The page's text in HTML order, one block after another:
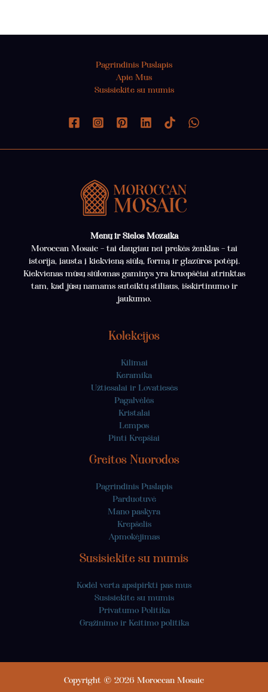
Pagrindinis Puslapis
Apie Mus
Susisiekite su mumis
Menų ir Sielos Mozaika
Moroccan Mosaic – tai daugiau nei prekės ženklas – tai
istorija, įausta į kiekvieną siūlą, formą ir glazūros potėpį.
Kiekvienas mūsų siūlomas gaminys yra kruopščiai atrinktas
tam, kad jūsų namams suteiktų stiliaus, išskirtinumo ir
jaukumo.
Kolekcijos
Kilimai
Keramika
Užtiesalai ir Lovatiesės
Pagalvėlės
Kristalai
Lempos
Pinti Krepšiai
Greitos Nuorodos
Pagrindinis Puslapis
Parduotuvė
Mano paskyra
Krepšelis
Apmokėjimas
Susisiekite su mumis
Kodėl verta apsipirkti pas mus
Susisiekite su mumis
Privatumo Politika
Grąžinimo ir Keitimo politika
Copyright © 2026 Moroccan Mosaic